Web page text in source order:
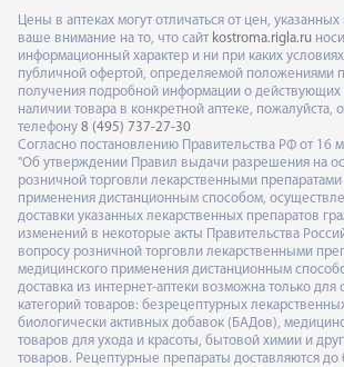
Цены в аптеках могут отличаться от цен,
ваше внимание на то, что сайт kostroma.rigla.ru
информационный характер и ни при каких
публичной офертой, определяемой положениями
получения подробной информации о действующих
наличии товара в конкретной аптеке, пожалуйста,
телефону 8 (495) 737-27-30
Согласно постановлению Правительства РФ от 16
"Об утверждении Правил выдачи разрешения на
розничной торговли лекарственными
применения дистанционным способом,
доставки указанных лекарственных препаратов
изменений в некоторые акты Правительства
вопросу розничной торговли лекарственными
медицинского применения дистанционным
доставка из интернет-аптеки возможна только
категорий товаров: безрецептурных
биологически активных добавок (БАДов),
товаров для ухода и красоты, бытовой химии и
товаров. Рецептурные препараты доставляются